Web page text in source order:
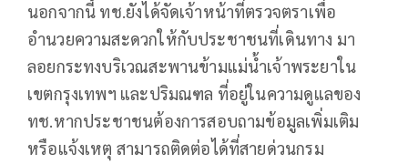
นอกจากนี้ ทช.ยังได้จัดเจ้าหน้าที่ตรวจตราเพื่อ
อำนวยความสะดวกให้กับประชาชนที่เดินทาง มา
ลอยกระทงบริเวณสะพานข้ามแม่น้ำเจ้าพระยาใน
เขตกรุงเทพฯ และปริมณฑล ที่อยู่ในความดูแลของ
ทช.หากประชาชนต้องการสอบถามข้อมูลเพิ่มเติม
หรือแจ้งเหตุ สามารถติดต่อได้ที่สายด่วนกรม